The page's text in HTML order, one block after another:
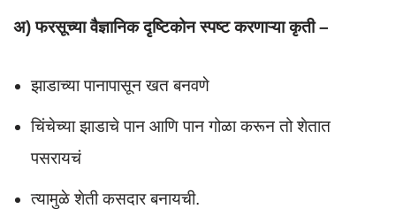
अ) फरसूच्या वैज्ञानिक दृष्टिकोन स्पष्ट करणाऱ्या कृती –
झाडाच्या पानापासून खत बनवणे
चिंचेच्या झाडाचे पान आणि पान गोळा करून तो शेतात
पसरायचं
त्यामुळे शेती कसदार बनायची.